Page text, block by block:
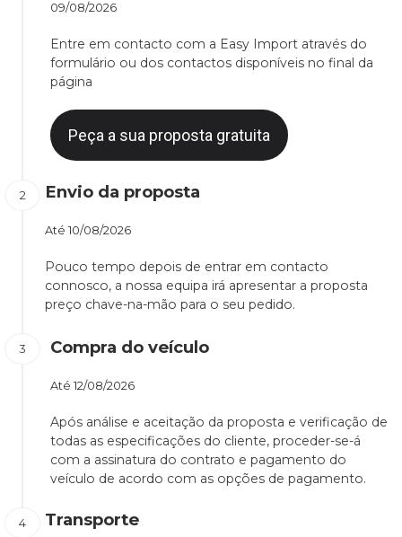
09/08/2026
Entre em contacto com a Easy Import através do
formulário ou dos contactos disponíveis no final da
página
Peça a sua proposta gratuita
Envio da proposta
Até 10/08/2026
Pouco tempo depois de entrar em contacto
connosco, a nossa equipa irá apresentar a proposta
preço chave-na-mão para o seu pedido.
Compra do veículo
Até 12/08/2026
Após análise e aceitação da proposta e verificação de
todas as especificações do cliente, proceder-se-á
com a assinatura do contrato e pagamento do
veículo de acordo com as opções de pagamento.
Transporte